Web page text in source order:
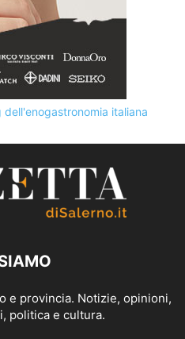
e provincia. Notizie, opinioni,
politica e cultura.